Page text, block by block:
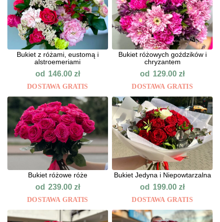
Bukiet z różami, eustomą i
alstroemeriami
od 146.00 zł
DOSTAWA GRATIS
Bukiet różowych goździków i
chryzantem
od 129.00zł
DOSTAWA GRATIS
Bukiet różowe róże
od 239.00 zł
DOSTAWA GRATIS
Bukiet Jedyna i Niepowtarzalna
od 199.00zł
DOSTAWA GRATIS